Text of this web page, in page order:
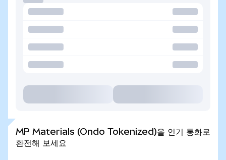
MP Materials (Ondo Tokenized)을 인기 통화로
환전해 보세요